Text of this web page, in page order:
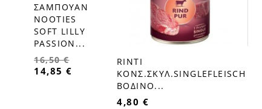
favorite_borderΣΑΜΠΟΥΑΝ
NOOTIES
SOFT LILLY
PASSION...
16,50 €
14,85 € favorite_border
RINTI
ΚΟΝΣ.ΣΚΥΛ.SINGLEFLEISCH
ΒΟΔΙΝΟ...
4,80 €